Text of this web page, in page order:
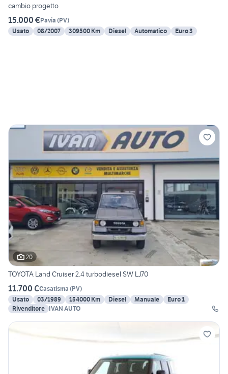
cambio progetto
15.000 €Pavia (PV)
Usato
08/2007 309500 Km Diesel Automatico Euro 3
20
TOYOTA Land Cruiser 2.4 turbodiesel SW LJ70
11.700 €Casatisma (PV)
Usato
03/1989 154000 Km Diesel Manuale
Euro 1
Rivenditore IVAN AUTO